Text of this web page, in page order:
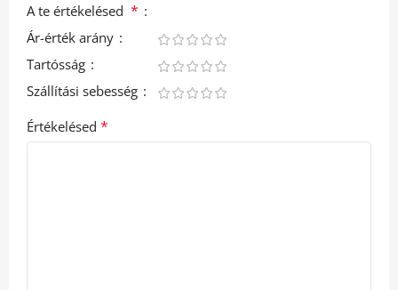
A te értékelésed *
Ár-érték arány
Tartósság
Szállítási sebesség
Értékelésed *